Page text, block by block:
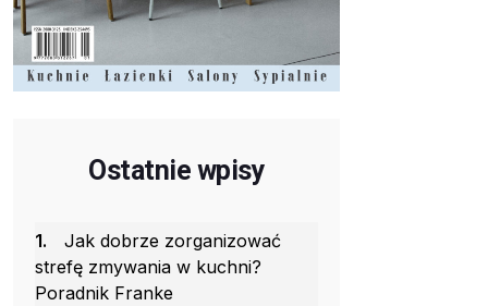
Ostatnie wpisy
1.
Jak dobrze zorganizować
strefę zmywania w kuchni?
Poradnik Franke